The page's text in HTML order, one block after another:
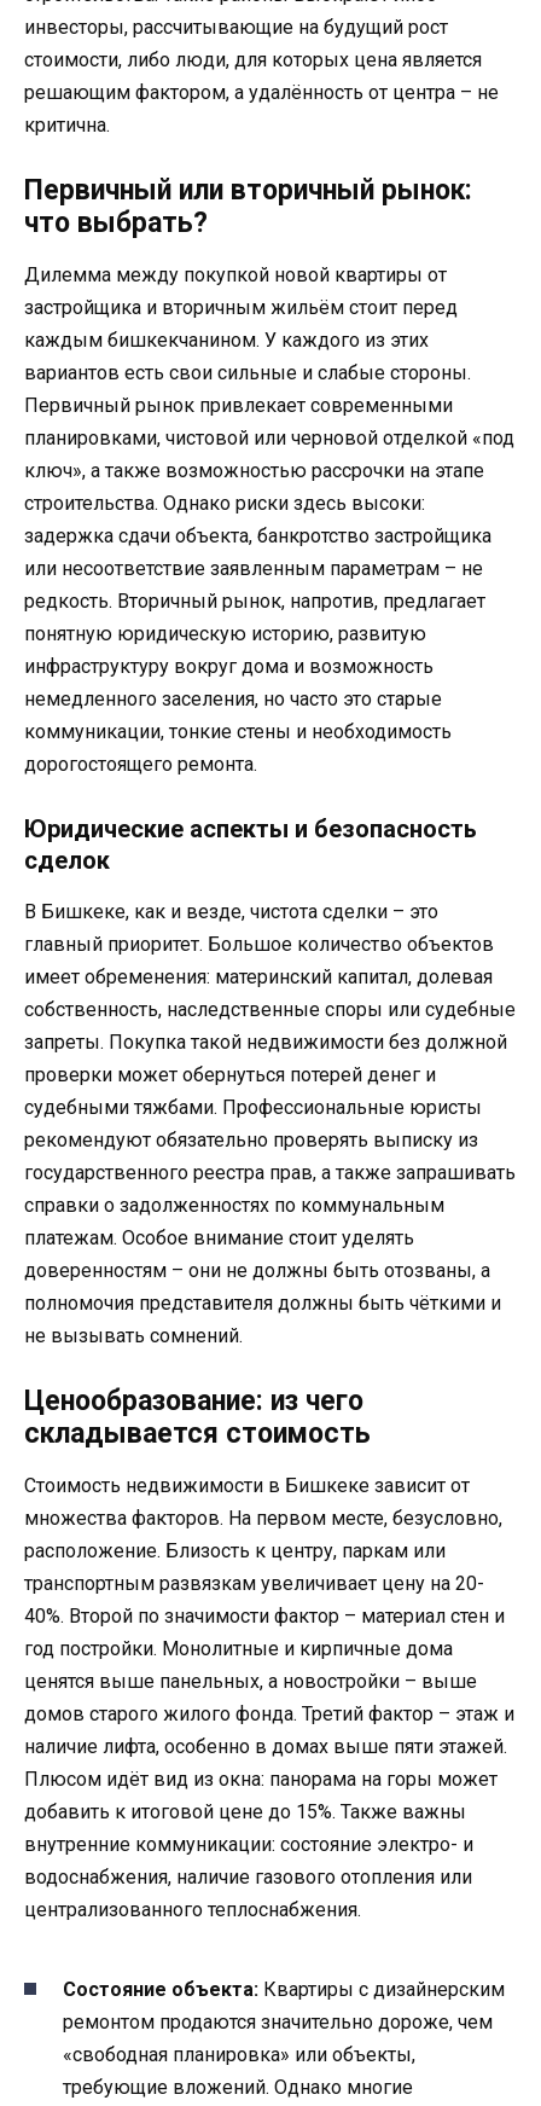
инвесторы, рассчитывающие на будущий рост
стоимости, либо люди, для которых цена является
решающим фактором, а удалённость от центра – не
критична.
Первичный или вторичный рынок:
что выбрать?
Дилемма между покупкой новой квартиры от
застройщика и вторичным жильём стоит перед
каждым бишкекчанином. У каждого из этих
вариантов есть свои сильные и слабые стороны.
Первичный рынок привлекает современными
планировками, чистовой или черновой отделкой «под
ключ», а также возможностью рассрочки на этапе
строительства. Однако риски здесь высоки:
задержка сдачи объекта, банкротство застройщика
или несоответствие заявленным параметрам – не
редкость. Вторичный рынок, напротив, предлагает
понятную юридическую историю, развитую
инфраструктуру вокруг дома и возможность
немедленного заселения, но часто это старые
коммуникации, тонкие стены и необходимость
дорогостоящего ремонта.
Юридические аспекты и безопасность
сделок
В Бишкеке, как и везде, чистота сделки – это
главный приоритет. Большое количество объектов
имеет обременения: материнский капитал, долевая
собственность, наследственные споры или судебные
запреты. Покупка такой недвижимости без должной
проверки может обернуться потерей денег и
судебными тяжбами. Профессиональные юристы
рекомендуют обязательно проверять выписку из
государственного реестра прав, а также запрашивать
справки о задолженностях по коммунальным
платежам. Особое внимание стоит уделять
доверенностям – они не должны быть отозваны, а
полномочия представителя должны быть чёткими и
не вызывать сомнений.
Ценообразование: из чего
складывается стоимость
Стоимость недвижимости в Бишкеке зависит от
множества факторов. На первом месте, безусловно,
расположение. Близость к центру, паркам или
транспортным развязкам увеличивает цену на 20-
40%. Второй по значимости фактор – материал стен и
год постройки. Монолитные и кирпичные дома
ценятся выше панельных, а новостройки – выше
домов старого жилого фонда. Третий фактор – этаж и
наличие лифта, особенно в домах выше пяти этажей.
Плюсом идёт вид из окна: панорама на горы может
добавить к итоговой цене до 15%. Также важны
внутренние коммуникации: состояние электро- и
водоснабжения, наличие газового отопления или
централизованного теплоснабжения.
Состояние объекта: Квартиры с дизайнерским
ремонтом продаются значительно дороже, чем
«свободная планировка» или объекты,
требующие вложений. Однако многие